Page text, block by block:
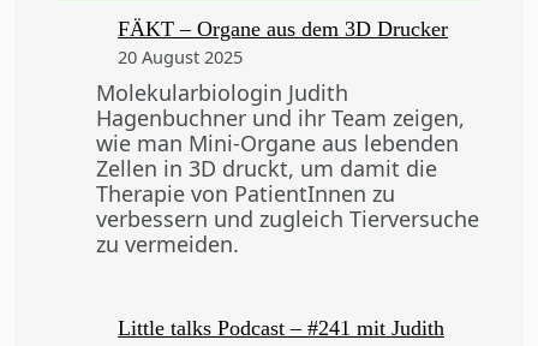
FÄKT – Organe aus dem 3D Drucker
20 August 2025
Molekularbiologin Judith
Hagenbuchner und ihr Team zeigen,
wie man Mini-Organe aus lebenden
Zellen in 3D druckt, um damit die
Therapie von PatientInnen zu
verbessern und zugleich Tierversuche
zu vermeiden.
Little talks Podcast – #241 mit Judith